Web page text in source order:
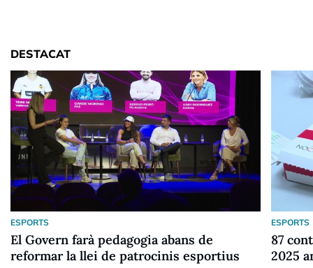
DESTACAT
ESPORTS
El Govern farà pedagogia abans de
reformar la llei de patrocinis esportius
ESPORTS
87
2025